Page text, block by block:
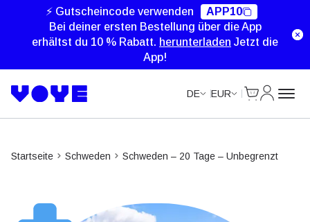
⚡ Gutscheincode verwenden
APP10
Bei deiner ersten Bestellung über die App
erhältst du 10 % Rabatt. herunterladen Jetzt die
App!
DE EUR
Startseite Schweden Schweden – 20 Tage – Unbegrenzt
Unlimited Data
Unlimited Data
Unlimited Data
Unlimited Data